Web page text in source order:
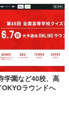
学園など40校、高
ラウンドへ